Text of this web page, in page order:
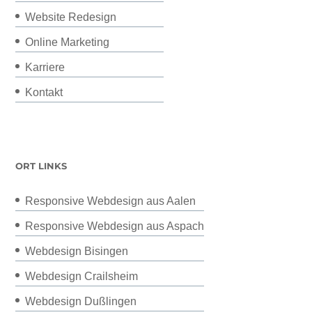
Website Redesign
Online Marketing
Karriere
Kontakt
ORT LINKS
Responsive Webdesign aus Aalen
Responsive Webdesign aus Aspach
Webdesign Bisingen
Webdesign Crailsheim
Webdesign Dußlingen